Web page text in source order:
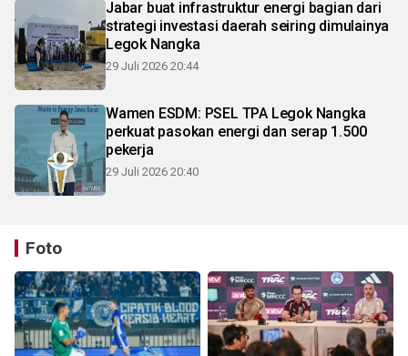
Jabar buat infrastruktur energi bagian dari
strategi investasi daerah seiring dimulainya
Legok Nangka
29 Juli 2026 20:44
Wamen ESDM: PSEL TPA Legok Nangka
perkuat pasokan energi dan serap 1.500
pekerja
29 Juli 2026 20:40
Foto